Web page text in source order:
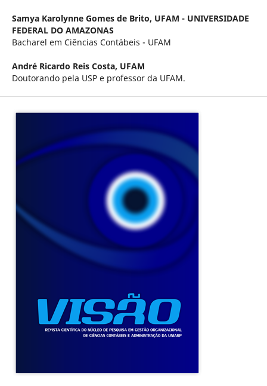
Samya Karolynne Gomes de Brito, UFAM - UNIVERSIDADE
FEDERAL DO AMAZONAS
Bacharel em Ciências Contábeis - UFAM
André Ricardo Reis Costa, UFAM
Doutorando pela USP e professor da UFAM.